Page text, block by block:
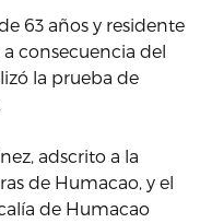
63 años y residente
consecuencia del
la prueba de
adscrito a la
de Humacao, y el
de Humacao